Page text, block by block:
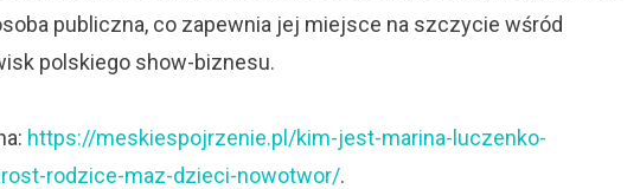
publiczna, co zapewnia jej miejsce na szczycie wśród
polskiego show-biznesu.
https://meskiespojrzenie.pl/kim-jest-marina-luczenko-
rodzice-maz-dzieci-nowotwor/.